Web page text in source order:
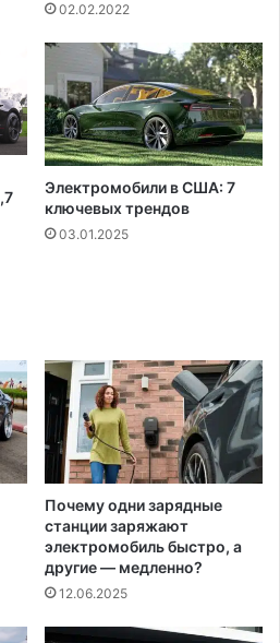
02.02.2022
Электромобили в США: 7
ключевых трендов
03.01.2025
Почему одни зарядные
станции заряжают
электромобиль быстро, а
другие — медленно?
12.06.2025